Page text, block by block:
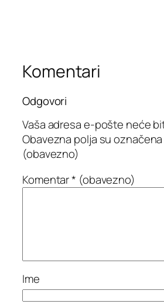
Komentari
Odgovori
Vaša adresa e-pošte neće
Obavezna polja su
(obavezno)
Komentar* (obavezno)
Ime